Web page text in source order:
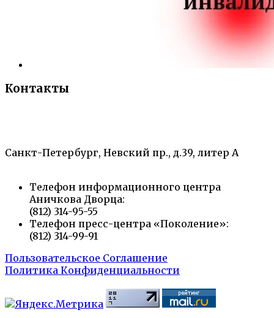
Контакты
Санкт-Петербург, Невский пр., д.39, литер А
Телефон информационного центра
Аничкова Дворца:
(812) 314-95-55
Телефон пресс-центра «Поколение»:
(812) 314-99-91
Пользовательское Соглашение
Политика Конфиденциальности